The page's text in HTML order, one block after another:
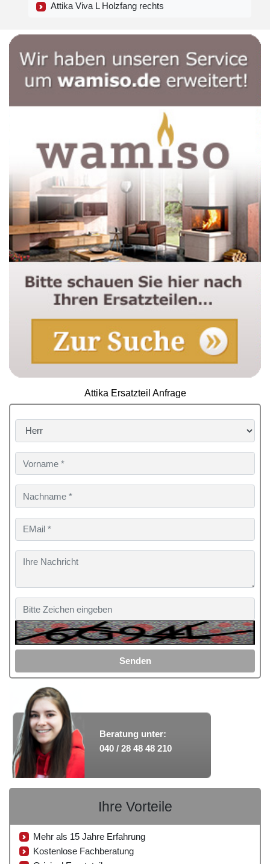
Attika Viva L Holzfang rechts
Attika Ersatzteil Anfrage
Senden
Beratung unter:
040 / 28 48 48 210
Ihre Vorteile
Mehr als 15 Jahre Erfahrung
Kostenlose Fachberatung